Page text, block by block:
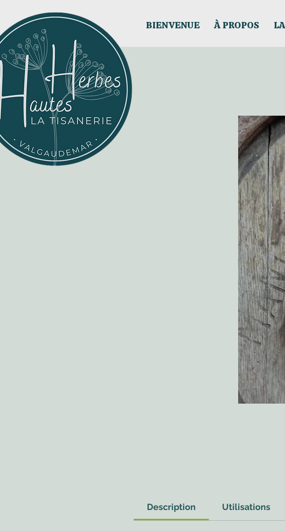
BIENVENUE À PROPOS
Description Utilisations